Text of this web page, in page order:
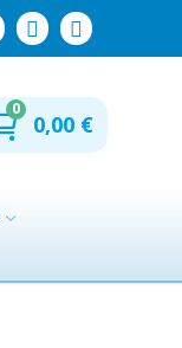
0,00 €
0